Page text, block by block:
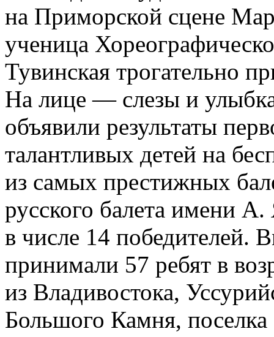
на Приморской сцене
ученица
Тувинская трогательно
На лице — слезы и
объявили результаты
талантливых детей на
из самых престижных
русского балета имени
в числе 14 победителей.
принимали 57 ребят в
из Владивостока,
Большого Камня, поселка